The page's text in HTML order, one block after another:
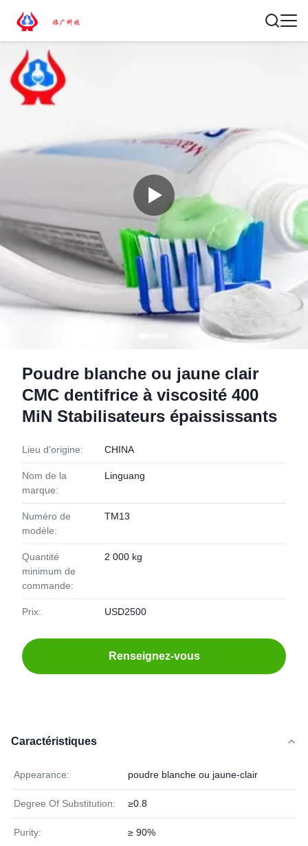
Poudre blanche ou jaune clair
CMC dentifrice à viscosité 400
MiN Stabilisateurs épaississants
Lieu d'origine: CHINA
Nom de la
marque:
Linguang
Numéro de
modèle:
TM13
Quantité
minimum de
commande:
2 000 kg
Prix: USD2500
Renseignez-vous
Caractéristiques
Appearance: poudre blanche ou jaune-clair
Degree Of Substitution: ≥0.8
Purity: ≥ 90%